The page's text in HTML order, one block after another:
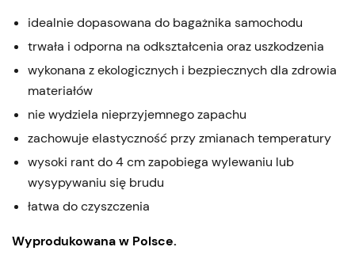
idealnie dopasowana do bagażnika samochodu
trwała i odporna na odkształcenia oraz uszkodzenia
wykonana z ekologicznych i bezpiecznych dla zdrowia
materiałów
nie wydziela nieprzyjemnego zapachu
zachowuje elastyczność przy zmianach temperatury
wysoki rant do 4 cm zapobiega wylewaniu lub
wysypywaniu się brudu
łatwa do czyszczenia
Wyprodukowana w Polsce.